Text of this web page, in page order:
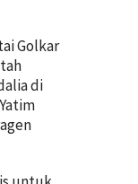
Golkar
di